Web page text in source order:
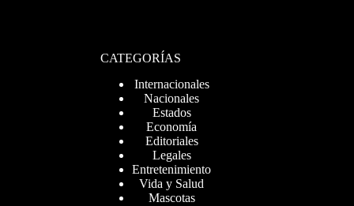
CATEGORÍAS
Internacionales
Nacionales
Estados
Economía
Editoriales
Legales
Entretenimiento
Vida y Salud
Mascotas